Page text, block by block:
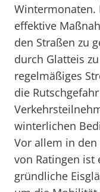
Wintermonaten.
effektive
den Straßen zu
durch Glatteis
regelmäßiges
die
winterlichen
Vor allem in den
von Ratingen ist
gründliche